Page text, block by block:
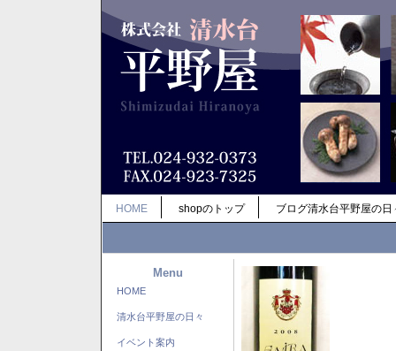
HOME shopのトップ ブログ清水台平野屋の日
Menu
HOME
清水台平野屋の日々
イベント案内